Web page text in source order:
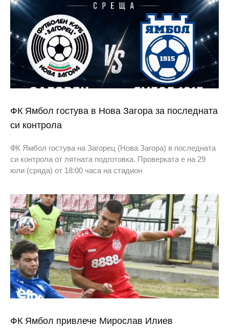
ФК Ямбол гостува в Нова Загора за последната
си контрола
ФК Ямбол гостува на Загорец (Нова Загора) в последната
си контрола от лятната подготовка. Проверката е на 29
юли (сряда) от 18:00 часа на стадион
ФК Ямбол привлече Мирослав Илиев